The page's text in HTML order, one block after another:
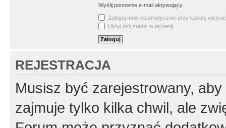
Wyślij ponownie e-mail aktywujący
Zaloguj mnie automatycznie przy każdej wizycie
Ukryj mój status w tej sesji
REJESTRACJA
Musisz być zarejestrowany,
zajmuje tylko kilka chwil, ale